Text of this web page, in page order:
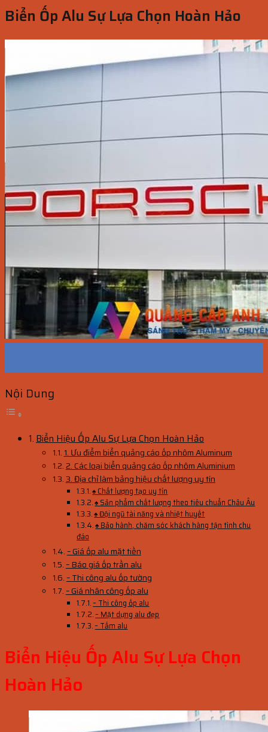
Biển Ốp Alu Sự Lựa Chọn Hoàn Hảo
Nội Dung
Biển Hiệu Ốp Alu Sự Lựa Chọn Hoàn Hảo
1. Ưu điểm biển quảng cáo ốp nhôm Aluminum
2. Các loại biển quảng cáo ốp nhôm Aluminium
3. Địa chỉ làm bảng hiệu chất lượng uy tín
♠ Chất lượng tạo uy tín
♠ Sản phẩm chất lượng theo tiêu chuẩn Châu Âu
♠ Đội ngũ tài năng và nhiệt huyết
♠ Bảo hành, chăm sóc khách hàng tận tình chu
đáo
– Giá ốp alu mặt tiền
– Báo giá ốp trần alu
– Thi công alu ốp tường
– Giá nhân công ốp alu
– Thi công ốp alu
– Mặt dựng alu đẹp
– Tấm alu
Biển Hiệu Ốp Alu Sự Lựa Chọn
Hoàn Hảo